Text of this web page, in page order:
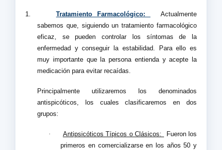
1. Tratamiento Farmacológico:
Actualmente
sabemos que, siguiendo un tratamiento farmacológico
eficaz, se pueden controlar los síntomas de la
enfermedad y conseguir la estabilidad. Para ello es
muy importante que la persona entienda y acepte la
medicación para evitar recaídas.
Principalmente utilizaremos los denominados
antispicóticos, los cuales clasificaremos en dos
grupos:
· Antipsicóticos Típicos o Clásicos:
Fueron los
primeros en comercializarse en los años 50 y